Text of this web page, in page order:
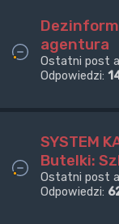
agentura
Ostatni post
Odpowiedzi:
SYSTEM
Butelki:
Ostatni post
Odpowiedzi: